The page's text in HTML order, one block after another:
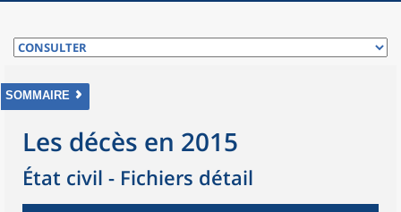
SOMMAIRE
Les décès en 2015
État civil - Fichiers détail